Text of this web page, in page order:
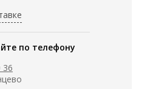
по телефону
36